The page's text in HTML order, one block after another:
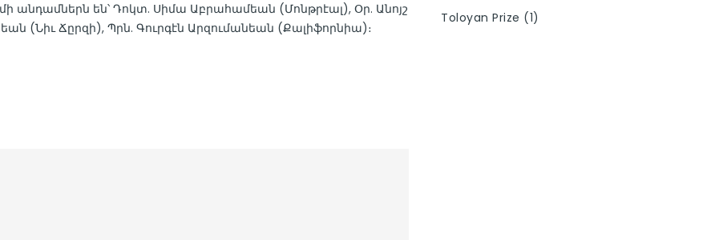
անդամներն են՝ Դոկտ. Սիմա Աբրահամեան (Մոնթրէալ), Օր. Անոյշ
(Նիւ Ճըրզի), Պրն. Գուրգէն Արզումանեան (Քալիֆորնիա)։
Toloyan Prize (1)